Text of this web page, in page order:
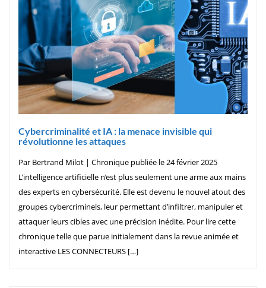
Cybercriminalité et IA : la menace invisible qui
révolutionne les attaques
Par Bertrand Milot | Chronique publiée le 24 février 2025
L’intelligence artificielle n’est plus seulement une arme aux mains
des experts en cybersécurité. Elle est devenu le nouvel atout des
groupes cybercriminels, leur permettant d’infiltrer, manipuler et
attaquer leurs cibles avec une précision inédite. Pour lire cette
chronique telle que parue initialement dans la revue animée et
interactive LES CONNECTEURS […]